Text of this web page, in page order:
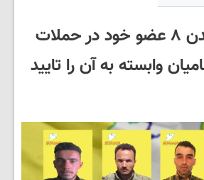
SDF کشته شدن ۸ عضو خود در حملات
وابسته به آن را تایید